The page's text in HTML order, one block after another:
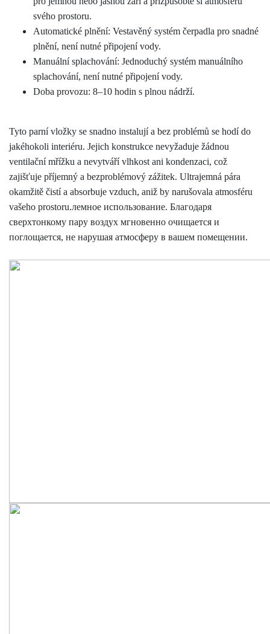
svého prostoru.
Automatické plnění: Vestavěný systém čerpadla pro snadné
plnění, není nutné připojení vody.
Manuální splachování: Jednoduchý systém manuálního
splachování, není nutné připojení vody.
Doba provozu: 8–10 hodin s plnou nádrží.
Tyto parní vložky se snadno instalují a bez problémů se hodí do
jakéhokoli interiéru. Jejich konstrukce nevyžaduje žádnou
ventilační mřížku a nevytváří vlhkost ani kondenzaci, což
zajišťuje příjemný a bezproblémový zážitek. Ultrajemná pára
okamžitě čistí a absorbuje vzduch, aniž by narušovala atmosféru
vašeho prostoru.лемное использование. Благодаря
сверхтонкому пару воздух мгновенно очищается и
поглощается, не нарушая атмосферу в вашем помещении.